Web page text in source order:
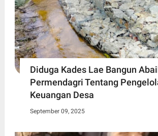
Diduga Kades Lae Bangun
Permendagri Tentang
Keuangan Desa
September 09, 2025